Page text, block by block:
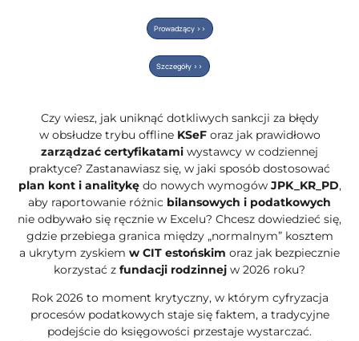
Prowadzący >>
Szczegóły >>
Czy wiesz, jak uniknąć dotkliwych sankcji za błędy
w obsłudze trybu offline KSeForaz jak prawidłowo
zarządzać certyfikatami wystawcy w codziennej
praktyce? Zastanawiasz się, w jaki sposób dostosować
plan kont i analitykędo nowych wymogów JPK_KR_PD,
aby raportowanie różnic bilansowych i podatkowych
nie odbywało się ręcznie w Excelu? Chcesz dowiedzieć się,
gdzie przebiega granica między „normalnym” kosztem
a ukrytym zyskiem w CIT estońskim oraz jak bezpiecznie
korzystać z fundacji rodzinnej w 2026 roku?
Rok 2026 to moment krytyczny, w którym cyfryzacja
procesów podatkowych staje się faktem, a tradycyjne
podejście do księgowości przestaje wystarczać.